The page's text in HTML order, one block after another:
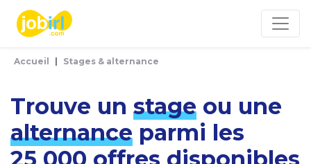
Accueil Stages & alternance
Trouve un stage ou une
alternance parmi les
Panneau de gestion des cookies